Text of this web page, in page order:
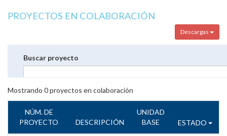
PROYECTOS EN COLABORACIÓN
Descargas
Buscar proyecto
Mostrando 0proyectos en colaboración
NÚM. DE
PROYECTO
DESCRIPCIÓN
UNIDAD
BASE
ESTADO